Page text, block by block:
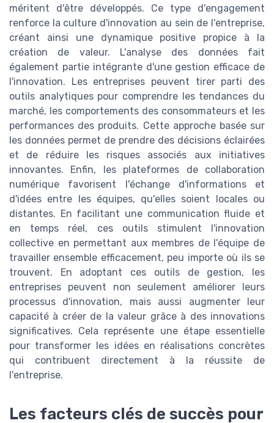
méritent d'être développés. Ce type d'engagement
renforce la culture d'innovation au sein de l'entreprise,
créant ainsi une dynamique positive propice à la
création de valeur. L'analyse des données fait
également partie intégrante d'une gestion efficace de
l'innovation. Les entreprises peuvent tirer parti des
outils analytiques pour comprendre les tendances du
marché, les comportements des consommateurs et les
performances des produits. Cette approche basée sur
les données permet de prendre des décisions éclairées
et de réduire les risques associés aux initiatives
innovantes. Enfin, les plateformes de collaboration
numérique favorisent l'échange d'informations et
d'idées entre les équipes, qu'elles soient locales ou
distantes. En facilitant une communication fluide et
en temps réel, ces outils stimulent l'innovation
collective en permettant aux membres de l'équipe de
travailler ensemble efficacement, peu importe où ils se
trouvent. En adoptant ces outils de gestion, les
entreprises peuvent non seulement améliorer leurs
processus d'innovation, mais aussi augmenter leur
capacité à créer de la valeur grâce à des innovations
significatives. Cela représente une étape essentielle
pour transformer les idées en réalisations concrètes
qui contribuent directement à la réussite de
l'entreprise.
Les facteurs clés de succès pour